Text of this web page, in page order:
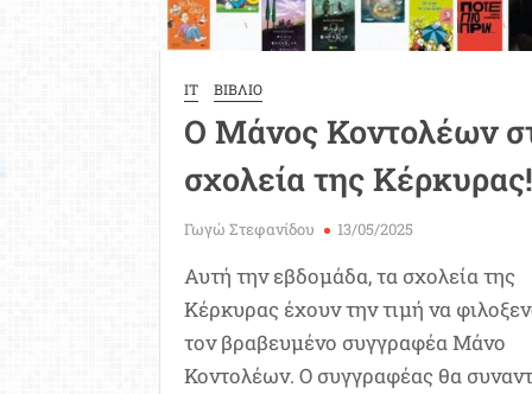
IT ΒΙΒΛΙΟ
Ο Μάνος Κοντολέων
σχολεία της Κέρκυρας!
Γωγώ Στεφανίδου 13/05/2025
Αυτή την εβδομάδα, τα σχολεία της
Κέρκυρας έχουν την τιμή να
τον βραβευμένο συγγραφέα Μάνο
Κοντολέων. Ο συγγραφέας θα